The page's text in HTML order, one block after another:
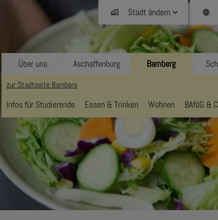
home_work Stadt ändern language
Über uns Aschaffenburg Bamberg
zur Stadtseite Bamberg
Infos für Studierende Essen & Trinken Wohnen BAföG &